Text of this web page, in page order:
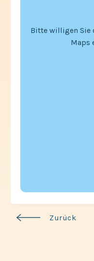
Bitte willigen Sie
Maps
Zurück